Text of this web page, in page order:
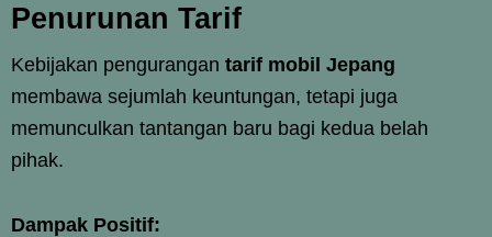
Penurunan Tarif
Kebijakan pengurangan tarif mobil Jepang
membawa sejumlah keuntungan, tetapi juga
memunculkan tantangan baru bagi kedua belah
pihak.
Dampak Positif: